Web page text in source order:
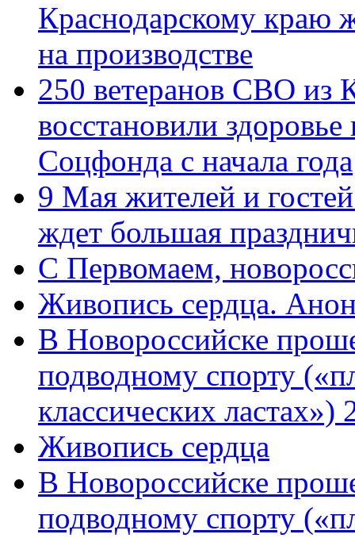
Краснодарскому краю
на производстве
250 ветеранов СВО из
восстановили
Соцфонда с начала года
9 Мая жителей и
ждет большая
C Первомаем,
Живопись сердца.
В Новороссийске
подводному спорту
классических
Живопись сердца
В Новороссийске
подводному спорту